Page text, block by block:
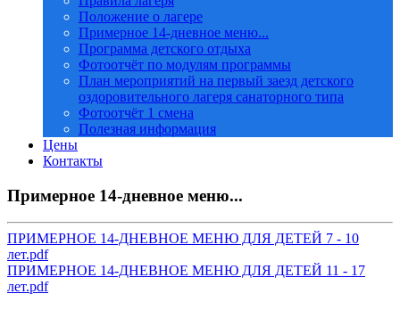
Положение о лагере
Примерное 14-дневное меню...
Программа детского отдыха
Фотоотчёт по модулям программы
План мероприятий на первый заезд детского
оздоровительного лагеря санаторного типа
Фотоотчёт 1 смена
Полезная информация
Цены
Контакты
Примерное 14-дневное меню...
ПРИМЕРНОЕ 14-ДНЕВНОЕ МЕНЮ ДЛЯ ДЕТЕЙ 7 - 10
лет.pdf
ПРИМЕРНОЕ 14-ДНЕВНОЕ МЕНЮ ДЛЯ ДЕТЕЙ 11 - 17
лет.pdf